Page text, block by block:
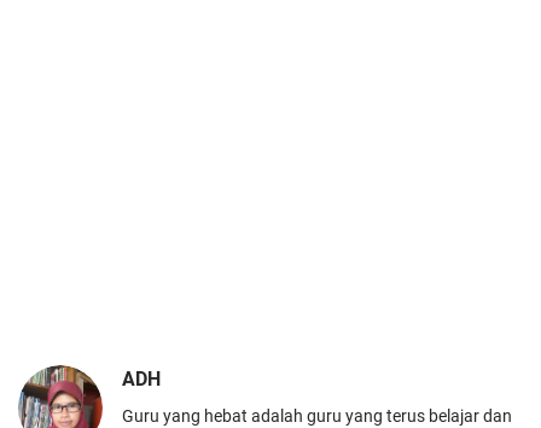
ADH
Guru yang hebat adalah guru yang terus belajar dan